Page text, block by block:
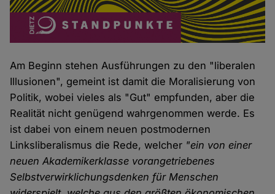
Am Beginn stehen Ausführungen zu den "liberalen
Illusionen", gemeint ist damit die Moralisierung von
Politik, wobei vieles als "Gut" empfunden, aber die
Realität nicht genügend wahrgenommen werde. Es
ist dabei von einem neuen postmodernen
Linksliberalismus die Rede, welcher "ein von einer
neuen Akademikerklasse vorangetriebenes
Selbstverwirklichungsdenken für Menschen